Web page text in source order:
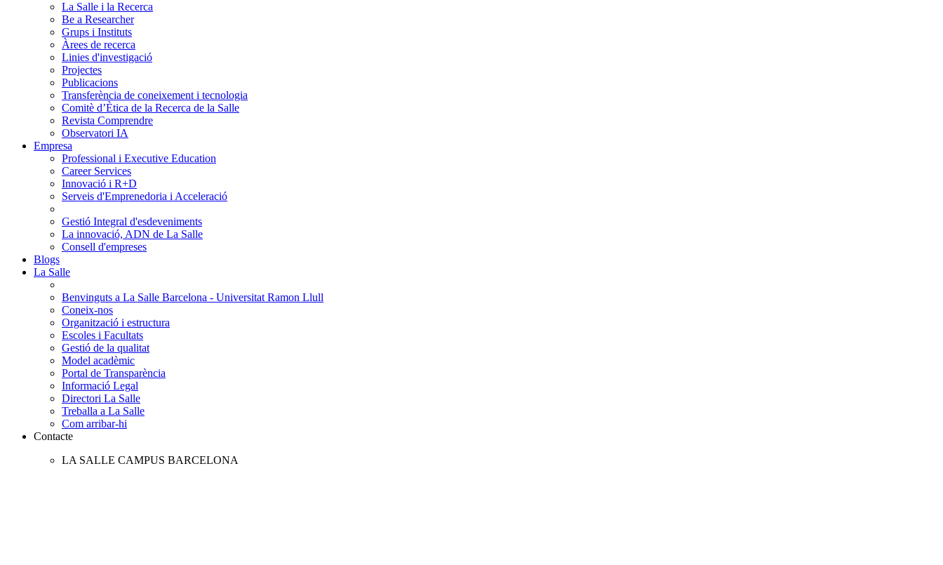
La Salle i la Recerca
Be a Researcher
Grups i Instituts
Àrees de recerca
Linies d'investigació
Projectes
Publicacions
Transferència de coneixement i tecnologia
Comitè d’Ètica de la Recerca de la Salle
Revista Comprendre
Observatori IA
Empresa
Professional i Executive Education
Career Services
Innovació i R+D
Serveis d'Emprenedoria i Acceleració
Gestió Integral d'esdeveniments
La innovació, ADN de La Salle
Consell d'empreses
Blogs
La Salle
Benvinguts a La Salle Barcelona - Universitat Ramon Llull
Coneix-nos
Organització i estructura
Escoles i Facultats
Gestió de la qualitat
Model acadèmic
Portal de Transparència
Informació Legal
Directori La Salle
Treballa a La Salle
Com arribar-hi
Contacte
LA SALLE CAMPUS BARCELONA